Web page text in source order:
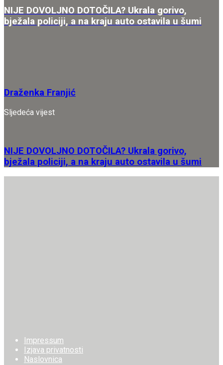
NIJE DOVOLJNO DOTOČILA? Ukrala gorivo,
bježala policiji, a na kraju auto ostavila u šumi
Draženka Franjić
Sljedeća vijest
NIJE DOVOLJNO DOTOČILA? Ukrala gorivo,
bježala policiji, a na kraju auto ostavila u šumi
Impressum
Izjava privatnosti
Naslovnica